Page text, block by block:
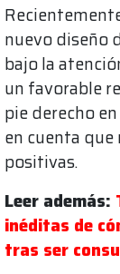
nuevo diseño
bajo la
un favorable
pie derecho
en cuenta
positivas.
Leer además:
inéditas de
tras ser